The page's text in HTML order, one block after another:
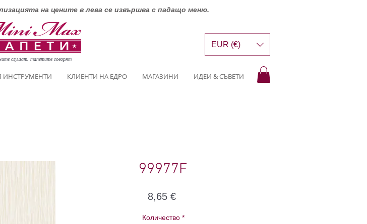
на цените в лева се извършва с падащо меню.
слушат, тапетите говорят
ИНСТРУМЕНТИ КЛИЕНТИ НА ЕДРО МАГАЗИНИ ИДЕИ & СЪВЕТИ
EUR (€)
99977F
8,65 €Цена
Количество *